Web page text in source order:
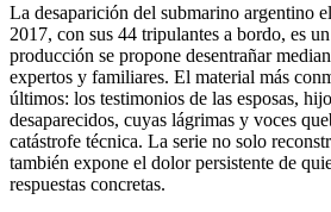
La desaparición del submarino argentino
2017, con sus 44 tripulantes a bordo, es
producción se propone desentrañar
expertos y familiares. El material más
últimos: los testimonios de las esposas,
desaparecidos, cuyas lágrimas y voces
catástrofe técnica. La serie no solo
también expone el dolor persistente de
respuestas concretas.